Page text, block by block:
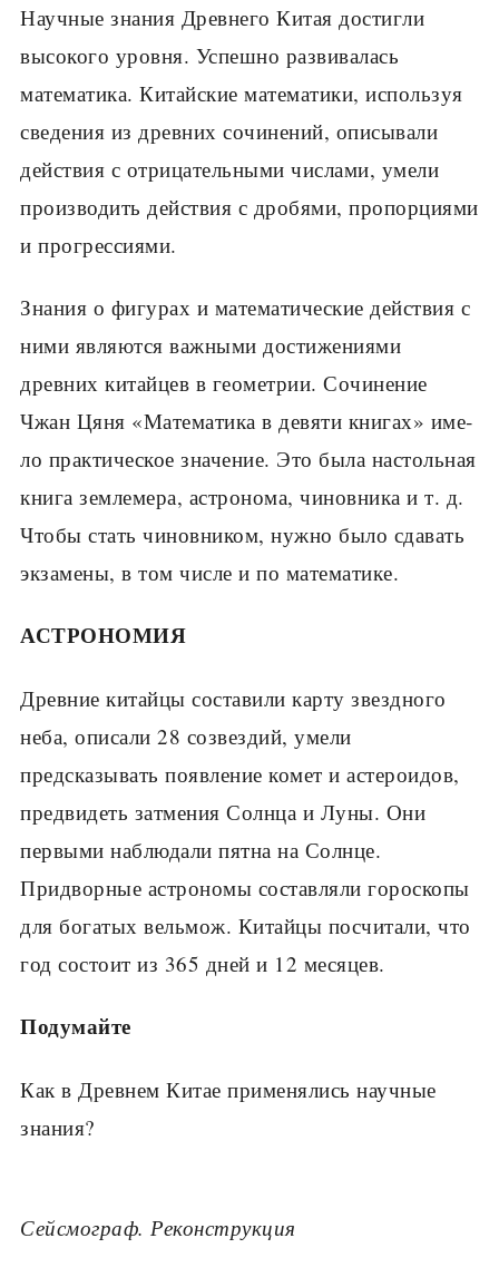
Научные знания Древнего Китая достиг­ли
высокого уровня. Успешно развивалась
математика. Китайские математики, исполь­зуя
сведения из древних сочинений, описы­вали
действия с отрицательными числами, умели
производить действия с дробями, пропорциями
и прогрессиями.
Знания о фигурах и математические дей­ствия с
ними являются важными достижения­ми
древних китайцев в геометрии. Сочинение
Чжан Цяня «Математика в девяти книгах» име­
ло практическое значение. Это была настоль­ная
книга землемера, астронома, чиновника и т. д.
Чтобы стать чиновником, нужно было сда­вать
экзамены, в том числе и по математике.
АСТРОНОМИЯ
Древние китайцы составили карту звездного
неба, описали 28 созвездий, умели
предсказывать появление комет и астероидов,
предвидеть затмения Солнца и Луны. Они
первыми наблюдали пятна на Солнце.
Придворные астрономы составляли гороскопы
для богатых вельмож. Китайцы посчитали, что
год состоит из 365 дней и 12 месяцев.
Подумайте
Как в Древнем Китае применялись научные
знания?
Сейсмограф. Реконструкция